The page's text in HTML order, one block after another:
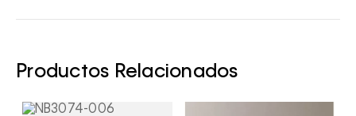
Productos Relacionados